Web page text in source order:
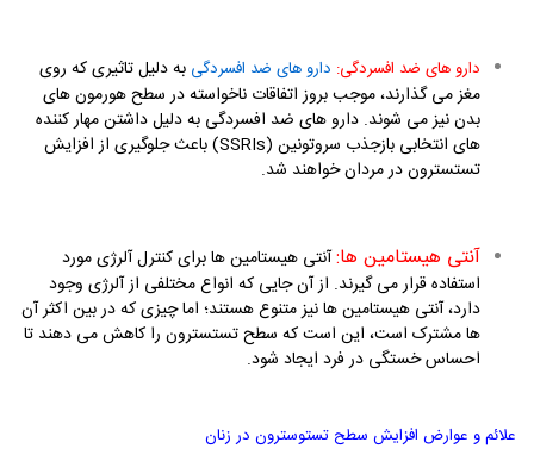
دارو های ضد افسردگی: دارو های ضد افسردگی به دلیل تاثیری که روی
مغز می گذارند، موجب بروز اتفاقات ناخواسته در سطح هورمون های
بدن نیز می شوند. دارو های ضد افسردگی به دلیل داشتن مهار کننده
های انتخابی بازجذب سروتونین (SSRIs)باعث جلوگیری از افزایش
تستسترون در مردان خواهند شد.
آنتی هیستامین ها:آنتی هیستامین ها برای کنترل آلرژی مورد
استفاده قرار می گیرند. از آن جایی که انواع مختلفی از آلرژی وجود
دارد، آنتی هیستامین ها نیز متنوع هستند؛ اما چیزی که در بین اکثر آن
ها مشترک است، این است که سطح تستسترون را کاهش می دهند تا
احساس خستگی در فرد ایجاد شود.
علائم و عوارض افزایش سطح تستوسترون در زنان